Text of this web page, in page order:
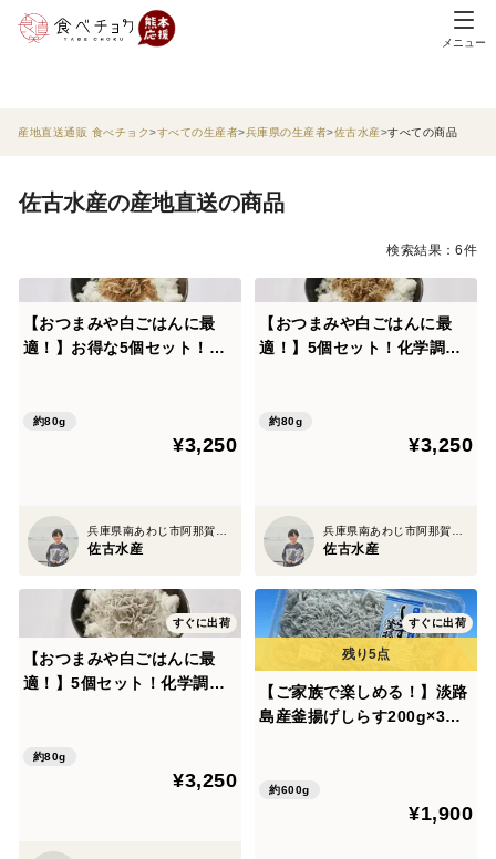
メニュー
産地直送通販 食べチョク すべての生産者 兵庫県の生産者 佐古水産 すべての商品
佐古水産の産地直送の商品
検索結果：6件
【おつまみや白ごはんに最
適！】お得な5個セット！化
約80g
¥3,250
佐古水産
【おつまみや白ごはんに最
適！】5個セット！化学調味
約80g
¥3,250
佐古水産
すぐに出荷
【おつまみや白ごはんに最
適！】5個セット！化学調味
約80g
¥3,250
すぐに出荷
【ご家族で楽しめる！】淡路
島産釜揚げしらす200g×3パ
約600g
¥1,900